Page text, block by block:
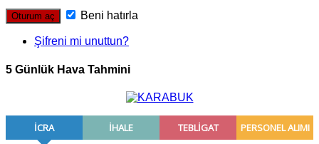
Beni hatırla
Şifreni mi unuttun?
5 Günlük Hava Tahmini